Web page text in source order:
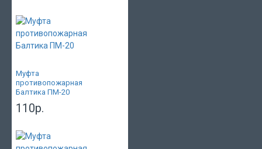
Муфта
противопожарная
Балтика ПМ-20
110р.